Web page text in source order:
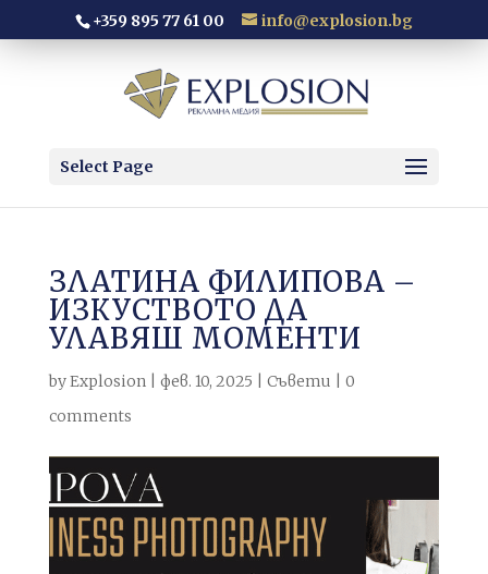
+359 895 77 61 00 info@explosion.bg
Select Page
ЗЛАТИНА ФИЛИПОВА –
ИЗКУСТВОТО ДА
УЛАВЯШ МОМЕНТИ
byExplosion| фев. 10, 2025 Съвети
0
comments